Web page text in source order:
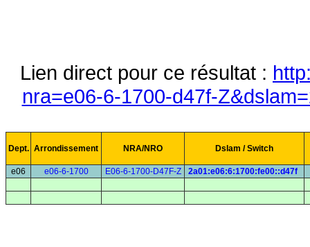
Lien direct pour ce résultat :
nra=e06-6-1700-d47f-
Dept. Arrondissement NRA/NRO Dslam / Switch
e06 e06-6-1700 E06-6-1700-D47F-Z 2a01:e06:6:1700:fe00::d47f